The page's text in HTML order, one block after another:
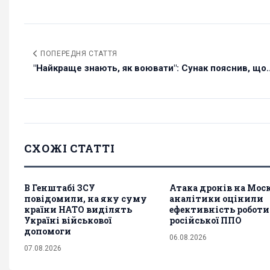
ПОПЕРЕДНЯ СТАТТЯ
"Найкраще знають, як воювати": Сунак пояснив,
СХОЖІ СТАТТІ
В Генштабі ЗСУ
повідомили, на яку суму
країни НАТО виділять
Україні військової
допомоги
07.08.2026
Атака дронів на
аналітики оцінили
ефективність роботи
російської ППО
06.08.2026